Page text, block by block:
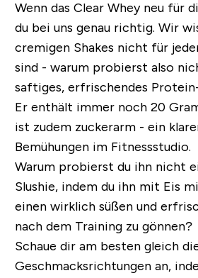
Wenn das Clear Whey neu für
du bei uns genau richtig. Wir
cremigen Shakes nicht für
sind - warum probierst also
saftiges, erfrischendes
Er enthält immer noch 20
ist zudem zuckerarm - ein
Bemühungen im Fitnessstudio.
Warum probierst du ihn nicht
Slushie, indem du ihn mit Eis
einen wirklich süßen und
nach dem Training zu gönnen?
Schaue dir am besten gleich
Geschmacksrichtungen an,